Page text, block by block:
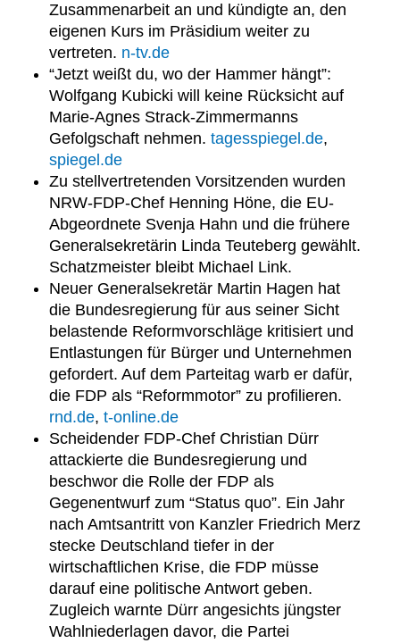
Zusammenarbeit an und kündigte an, den
eigenen Kurs im Präsidium weiter zu
vertreten. n-tv.de
“Jetzt weißt du, wo der Hammer hängt”:
Wolfgang Kubicki will keine Rücksicht auf
Marie-Agnes Strack-Zimmermanns
Gefolgschaft nehmen. tagesspiegel.de,
spiegel.de
Zu stellvertretenden Vorsitzenden wurden
NRW-FDP-Chef Henning Höne, die EU-
Abgeordnete Svenja Hahn und die frühere
Generalsekretärin Linda Teuteberg gewählt.
Schatzmeister bleibt Michael Link.
Neuer Generalsekretär Martin Hagen hat
die Bundesregierung für aus seiner Sicht
belastende Reformvorschläge kritisiert und
Entlastungen für Bürger und Unternehmen
gefordert. Auf dem Parteitag warb er dafür,
die FDP als “Reformmotor” zu profilieren.
rnd.de, t-online.de
Scheidender FDP-Chef Christian Dürr
attackierte die Bundesregierung und
beschwor die Rolle der FDP als
Gegenentwurf zum “Status quo”. Ein Jahr
nach Amtsantritt von Kanzler Friedrich Merz
stecke Deutschland tiefer in der
wirtschaftlichen Krise, die FDP müsse
darauf eine politische Antwort geben.
Zugleich warnte Dürr angesichts jüngster
Wahlniederlagen davor, die Partei